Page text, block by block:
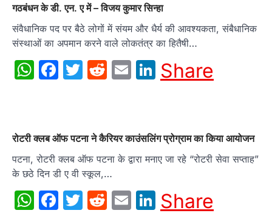
गठबंधन के डी. एन. ए में – विजय कुमार सिन्हा
संवैधानिक पद पर बैठे लोगों में संयम और धैर्य की आवश्यकता, संबैधानिक
संस्थाओं का अपमान करने वाले लोकतंत्र का हितैषी…
WhatsApp
Facebook
Twitter
Reddit
EmailLinkedIn
Share
रोटरी क्लब ऑफ पटना ने कैरियर काउंसलिंग प्रोग्राम का किया आयोजन
पटना, रोटरी क्लब ऑफ पटना के द्वारा मनाए जा रहे “रोटरी सेवा सप्ताह”
के छठे दिन डी ए वी स्कूल,…
WhatsApp
Facebook
Twitter
Reddit
EmailLinkedIn
Share